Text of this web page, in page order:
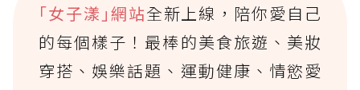
｢女子漾｣網站全新上線，陪你愛自己
的每個樣子！最棒的美食旅遊、美妝
穿搭、娛樂話題、運動健康、情慾愛